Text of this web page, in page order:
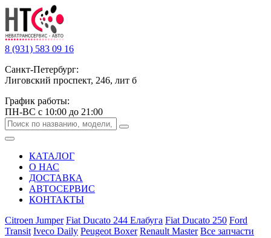
8 (931) 583 09 16
Санкт-Петербург:
Лиговский проспект, 246, лит б
График работы:
ПН-ВС с 10:00 до 21:00
КАТАЛОГ
О НАС
ДОСТАВКА
АВТОСЕРВИС
КОНТАКТЫ
Citroen Jumper Fiat Ducato 244 Елабуга Fiat Ducato 250 Ford
Transit Iveco Daily Peugeot Boxer Renault Master Все запчасти